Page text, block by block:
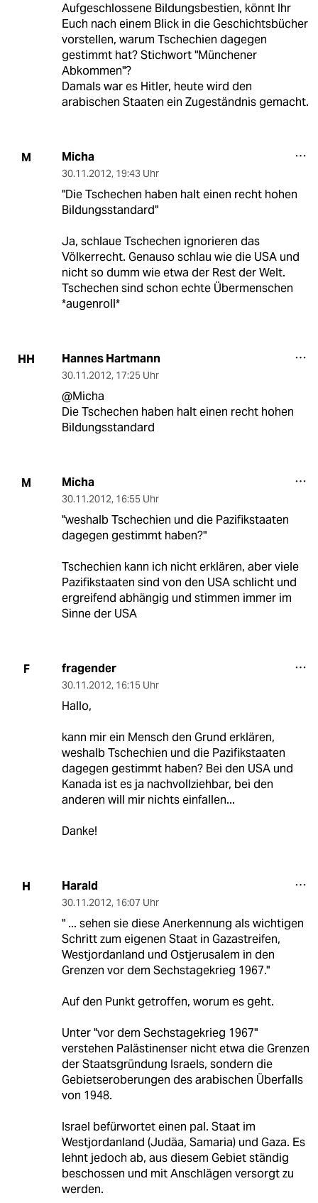
Aufgeschlossene Bildungsbestien, könnt Ihr
Euch nach einem Blick in die Geschichtsbücher
vorstellen, warum Tschechien dagegen
gestimmt hat? Stichwort "Münchener
Abkommen"?
Damals war es Hitler, heute wird den
arabischen Staaten ein Zugeständnis gemacht.
M Micha
30.11.2012, 19:43 Uhr
"Die Tschechen haben halt einen recht hohen
Bildungsstandard"
Ja, schlaue Tschechen ignorieren das
Völkerrecht. Genauso schlau wie die USA und
nicht so dumm wie etwa der Rest der Welt.
Tschechen sind schon echte Übermenschen
*augenroll*
HH Hannes Hartmann
30.11.2012, 17:25 Uhr
@Micha
Die Tschechen haben halt einen recht hohen
Bildungsstandard
M Micha
30.11.2012, 16:55 Uhr
"weshalb Tschechien und die Pazifikstaaten
dagegen gestimmt haben?"
Tschechien kann ich nicht erklären, aber viele
Pazifikstaaten sind von den USA schlicht und
ergreifend abhängig und stimmen immer im
Sinne der USA
F fragender
30.11.2012, 16:15 Uhr
Hallo,
kann mir ein Mensch den Grund erklären,
weshalb Tschechien und die Pazifikstaaten
dagegen gestimmt haben? Bei den USA und
Kanada ist es ja nachvollziehbar, bei den
anderen will mir nichts einfallen...
Danke!
H Harald
30.11.2012, 16:07 Uhr
" ... sehen sie diese Anerkennung als wichtigen
Schritt zum eigenen Staat in Gazastreifen,
Westjordanland und Ostjerusalem in den
Grenzen vor dem Sechstagekrieg 1967."
Auf den Punkt getroffen, worum es geht.
Unter "vor dem Sechstagekrieg 1967"
verstehen Palästinenser nicht etwa die Grenzen
der Staatsgründung Israels, sondern die
Gebietseroberungen des arabischen Überfalls
von 1948.
Israel befürwortet einen pal. Staat im
Westjordanland (Judäa, Samaria) und Gaza. Es
lehnt jedoch ab, aus diesem Gebiet ständig
beschossen und mit Anschlägen versorgt zu
werden.